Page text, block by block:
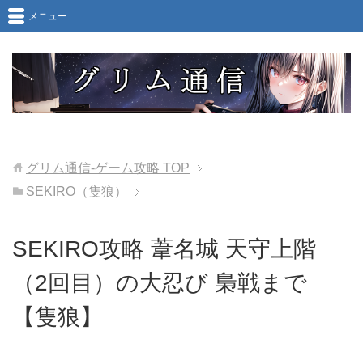
メニュー
グリム通信-ゲーム攻略 TOP
SEKIRO（隻狼）
SEKIRO攻略 葦名城 天守上階
（2回目）の大忍び 梟戦まで
【隻狼】